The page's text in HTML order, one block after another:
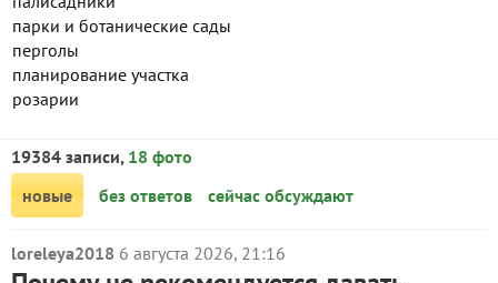
парки и ботанические сады
перголы
планирование участка
розарии
садовые дорожки
садовые фигурки
скульптуры
сухой ручей
фонтаны
шпалеры
19384 записи, 18 фото
новые
без ответов сейчас обсуждают
loreleya2018 6 августа 2026, 21:16